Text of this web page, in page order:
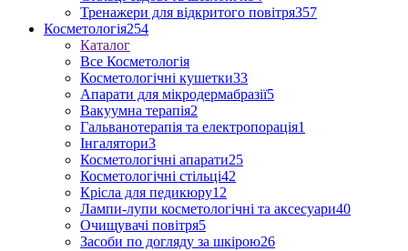
Тренажери для відкритого повітря357
Косметологія254
Каталог
Все Косметологія
Косметологічні кушетки33
Апарати для мікродермабразії5
Вакуумна терапія2
Гальванотерапія та електропорація1
Інгалятори3
Косметологічні апарати25
Косметологічні стільці42
Крісла для педикюру12
Лампи-лупи косметологічні та аксесуари40
Очищувачі повітря5
Засоби по догляду за шкірою26